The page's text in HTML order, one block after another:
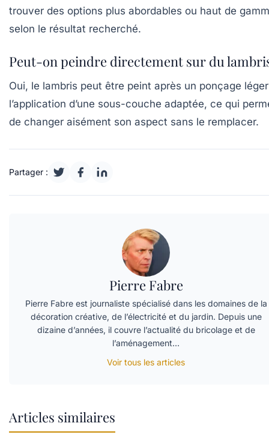
trouver des options plus abordables ou haut de
selon le résultat recherché.
Peut-on peindre directement sur du
Oui, le lambris peut être peint après un ponçage
l’application d’une sous-couche adaptée, ce qui
de changer aisément son aspect sans le remplacer.
Partager :
Pierre Fabre
Pierre Fabre est journaliste spécialisé dans les domaines de la
décoration créative, de l’électricité et du jardin. Depuis une
dizaine d’années, il couvre l’actualité du bricolage et de
l’aménagement…
Voir tous les articles
Articles similaires